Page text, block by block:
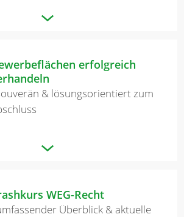
erfolgreich
& lösungsorientiert zum
WEG-Recht
Überblick & aktuelle